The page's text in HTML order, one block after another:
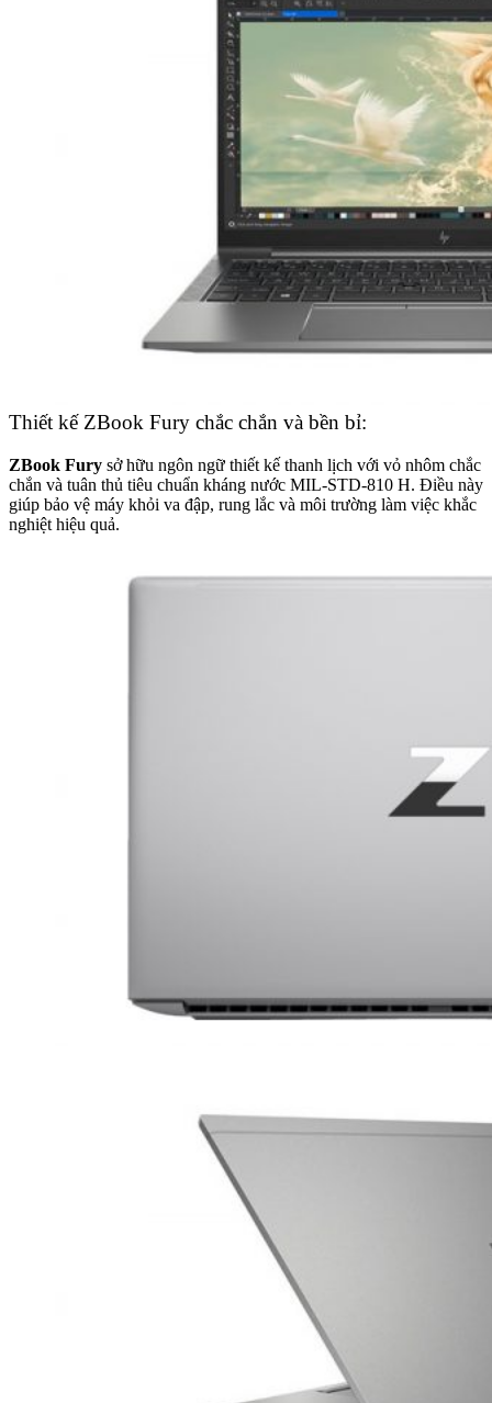
Thiết kế ZBook Fury chắc chắn và bền bỉ:
ZBook Fury sở hữu ngôn ngữ thiết kế thanh lịch với vỏ nhôm chắc
chắn và tuân thủ tiêu chuẩn kháng nước MIL-STD-810 H. Điều này
giúp bảo vệ máy khỏi va đập, rung lắc và môi trường làm việc khắc
nghiệt hiệu quả.